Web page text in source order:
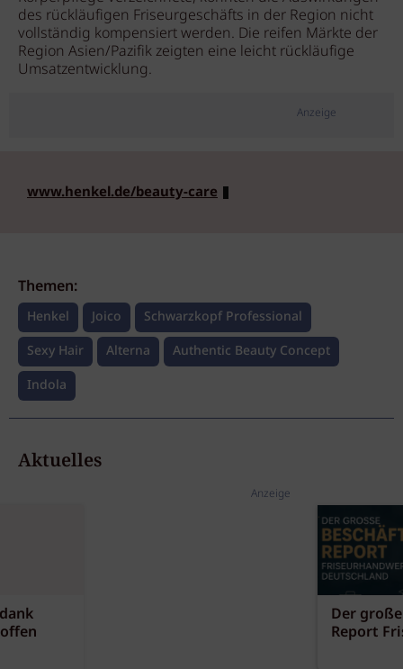
des rückläufigen Friseurgeschäfts in der Region nicht
vollständig kompensiert werden. Die reifen Märkte der
Region Asien/Pazifik zeigten eine leicht rückläufige
Umsatzentwicklung.
Anzeige
www.henkel.de/beauty-care
Themen:
Henkel Joico
Schwarzkopf Professional
Sexy Hair
Alterna
Authentic Beauty Concept
Indola
Aktuelles
Anzeige
Der
Report